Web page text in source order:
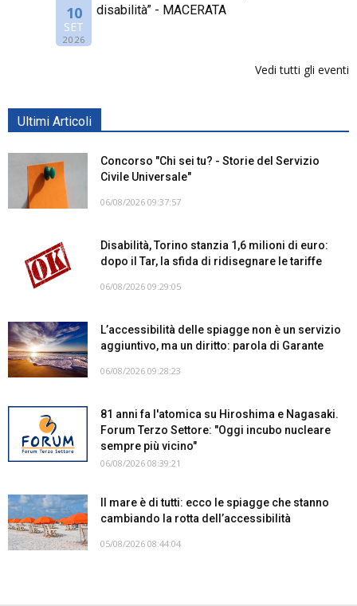
10
SET
2026
disabilità” - MACERATA
Vedi tutti gli eventi
Ultimi Articoli
Concorso "Chi sei tu? - Storie del Servizio
Civile Universale"
06/08/2026 09:37:57
Disabilità, Torino stanzia 1,6 milioni di euro:
dopo il Tar, la sfida di ridisegnare le tariffe
06/08/2026 09:29:05
L’accessibilità delle spiagge non è un servizio
aggiuntivo, ma un diritto: parola di Garante
06/08/2026 09:28:23
81 anni fa l'atomica su Hiroshima e Nagasaki.
Forum Terzo Settore: "Oggi incubo nucleare
sempre più vicino"
06/08/2026 08:39:21
Il mare è di tutti: ecco le spiagge che stanno
cambiando la rotta dell’accessibilità
05/08/2026 08:44:04